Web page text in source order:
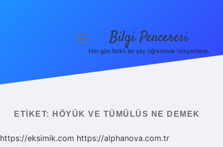
Yasal Uyarı
Hakkımızda
menüyü
Bilgi Penceresi
Her gün farklı bir şey öğrenmek isteyenlere.
ETIKET: HÖYÜK VE TÜMÜLÜS NE DEMEK
https://eksimik.com https://alphanova.com.tr